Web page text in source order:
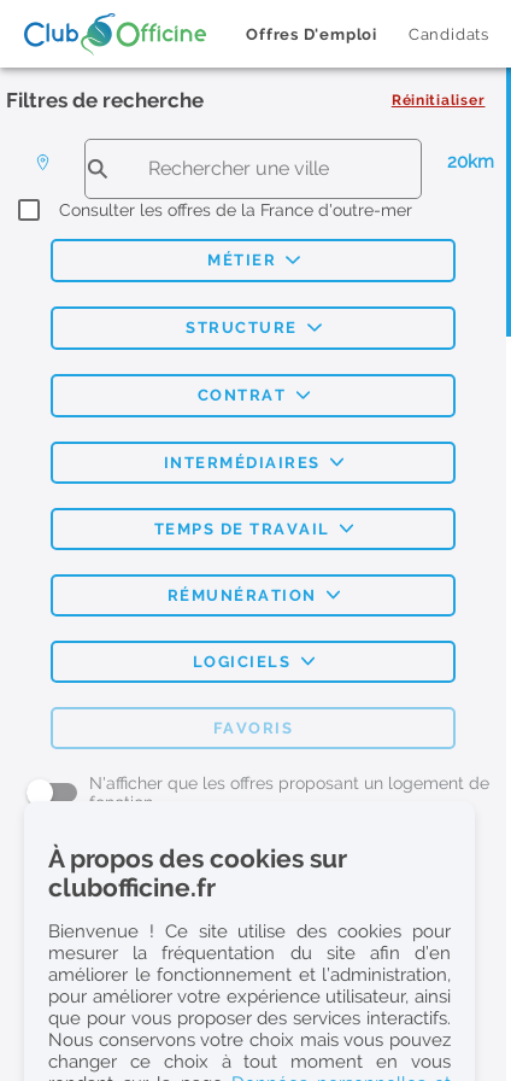
Offres D'emploi Candidats
Filtres de recherche Réinitialiser
20km
Consulter les offres de la France d'outre-mer
MÉTIER
STRUCTURE
CONTRAT
INTERMÉDIAIRES
TEMPS DE TRAVAIL
RÉMUNÉRATION
LOGICIELS
FAVORIS
N'afficher que les offres proposant un logement de
fonction
L'emploi Pharmacie par métier
Pharmacien (H/F)
Préparateur en Pharmacie (H/F)
Etudiant en Pharmacie (H/F)
Etudiant en Pharmacie 6e année validée (H/F)
Conseiller Dermo Cosmetique - Esthéticienne (H/F)
À propos des cookies sur
clubofficine.fr
Bienvenue ! Ce site utilise des cookies pour
mesurer la fréquentation du site afin d’en
améliorer le fonctionnement et l’administration,
pour améliorer votre expérience utilisateur, ainsi
que pour vous proposer des services interactifs.
Nous conservons votre choix mais vous pouvez
changer ce choix à tout moment en vous